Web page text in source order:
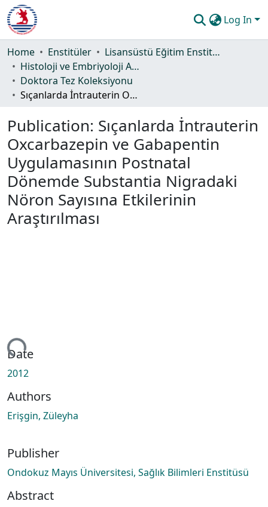
Log In
Communities & Collections
All of DSpace
Statistics
Guide
Home Enstitüler
Lisansüstü Eğitim Enstitüsü
Histoloji ve Embriyoloji Ana Bilim Dalı
Doktora Tez Koleksiyonu
Sıçanlarda İntrauterin Oxcarbazepin ve Gabapentin Uygulamasının Postnatal Dönemde Substantia Nigradaki Nöron Sayısına Etkilerinin Araştırılması
Publication: Sıçanlarda İntrauterin
Oxcarbazepin ve Gabapentin
Uygulamasının Postnatal
Dönemde Substantia Nigradaki
Nöron Sayısına Etkilerinin
Araştırılması
Date
2012
Authors
Erişgin, Züleyha
Publisher
Ondokuz Mayıs Üniversitesi, Sağlık Bilimleri Enstitüsü
Abstract